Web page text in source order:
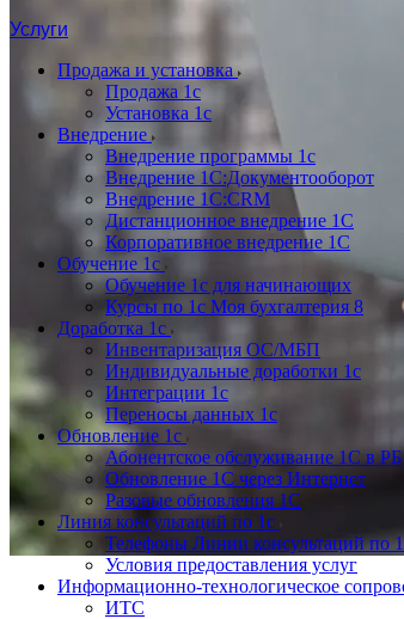
Услуги
Продажа и установка
Продажа 1с
Установка 1с
Внедрение
Внедрение программы 1с
Внедрение 1С:Документооборот
Внедрение 1С:CRM
Дистанционное внедрение 1С
Корпоративное внедрение 1С
Обучение 1с
Обучение 1с для начинающих
Курсы по 1с Моя бухгалтерия 8
Доработка 1с
Инвентаризация ОС/МБП
Индивидуальные доработки 1с
Интеграции 1с
Переносы данных 1с
Обновление 1с
Абонентское обслуживание 1С в РБ
Обновление 1С через Интернет
Разовые обновления 1С
Линия консультаций по 1с
Телефоны Линии консультаций по
Условия предоставления услуг
Информационно-технологическое
ИТС